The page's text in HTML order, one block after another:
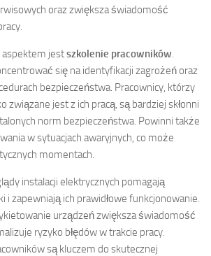
oraz zwiększa świadomość
aspektem jestszkolenie pracowników.
się na identyfikacji zagrożeń oraz
bezpieczeństwa. Pracownicy, którzy
związane jest z ich pracą, są bardziej skłonni
norm bezpieczeństwa. Powinni także
w sytuacjach awaryjnych, co może
momentach.
instalacji elektrycznych pomagają
i zapewniają ich prawidłowe funkcjonowanie.
urządzeń zwiększa świadomość
ryzyko błędów w trakcie pracy.
są kluczem do skutecznej